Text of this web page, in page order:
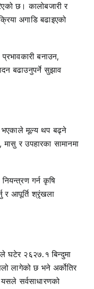
छ। कालोबजारी र
अगाडि बढाइएको
बनाउन,
बढाउनुपर्ने सुझाव
भएकाले मूल्य थप बढ्ने
र उपहारका सामानमा
गर्न कृषि
र आपूर्ति श्रृंखला
२६२७.१ बिन्दुमा
लागेको छ भने अर्कोतिर
सर्वसाधारणको